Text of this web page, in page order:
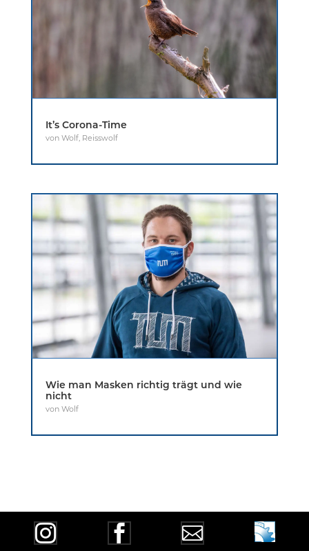
It’s Corona-Time
von Wolf, Reisswolf
Wie man Masken richtig trägt und wie
nicht
von Wolf
  